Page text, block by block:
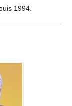
1994.